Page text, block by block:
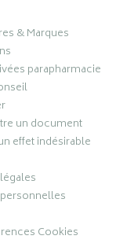
& Marques
parapharmacie
un document
effet indésirable
Cookies